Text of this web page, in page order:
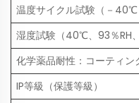
温度サイクル試験（－
湿度試験（40℃、93％RH
化学薬品耐性：コーティ
IP等級（保護等級）